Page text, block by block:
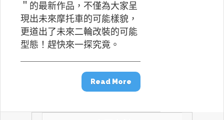
＂的最新作品，不僅為大家呈
現出未來摩托車的可能樣貌，
更道出了未來二輪改裝的可能
型態！趕快來一探究竟。
Read More